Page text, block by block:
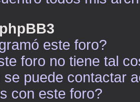
este foro?
foro no tiene tal
se puede contactar
con este foro?